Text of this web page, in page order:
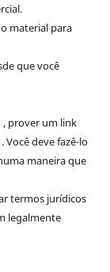
material para
que você
prover um link
Você deve fazê-lo
maneira que
termos jurídicos
legalmente